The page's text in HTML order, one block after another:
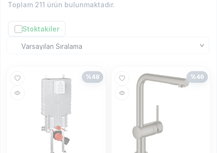
Toplam 211 ürün bulunmaktadır.
Stoktakiler
%48 %46